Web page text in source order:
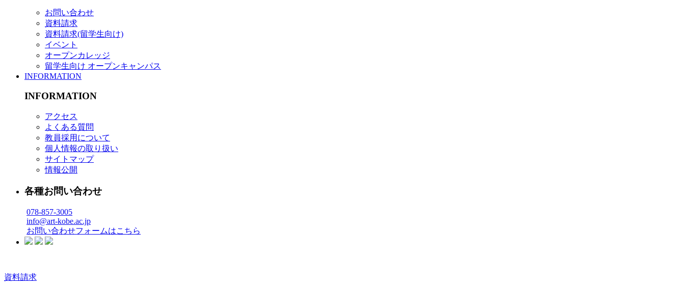
お問い合わせ
資料請求
資料請求(留学生向け)
イベント
オープンカレッジ
留学生向け オープンキャンパス
INFORMATION
INFORMATION
アクセス
よくある質問
教員採用について
個人情報の取り扱い
サイトマップ
情報公開
各種お問い合わせ
078-857-3005
info@art-kobe.ac.jp
お問い合わせフォームはこちら
資料請求